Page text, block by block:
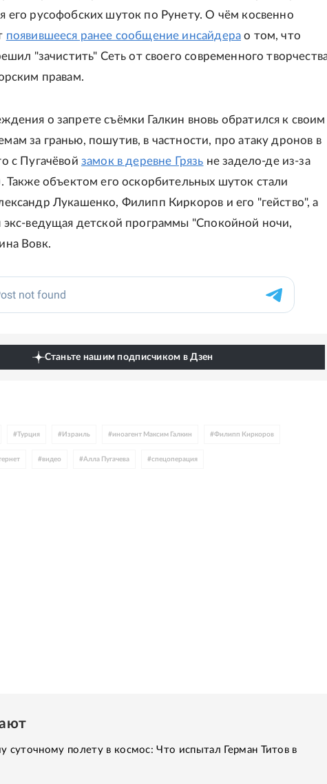
его русофобских шуток по Рунету. О чём косвенно
появившееся ранее сообщение инсайдера о том, что
"зачистить" Сеть от своего современного
правам.
о запрете съёмки Галкин вновь обратился к своим
за гранью, пошутив, в частности, про атаку дронов в
с Пугачёвой замок в деревне Грязь не задело-де из-за
Также объектом его оскорбительных шуток стали
Лукашенко, Филипп Киркоров и его "гейство", а
экс-ведущая детской программы "Спокойной ночи,
Вовк.
Станьте нашим подписчиком в Дзен
#Турция # Израиль #иноагент Максим Галкин #Филипп Киркоров
#видео #Алла Пугачева #спецоперация
суточному полету в космос: Что испытал Герман Титов в